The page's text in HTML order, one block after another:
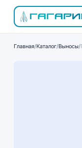
Главная/Каталог/Выносы/